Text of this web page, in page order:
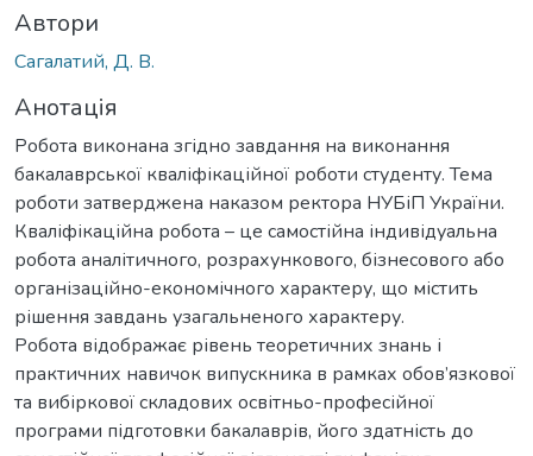
Автори
Сагалатий, Д. В.
Анотація
Робота виконана згідно завдання на виконання
бакалаврської кваліфікаційної роботи студенту. Тема
роботи затверджена наказом ректора НУБіП України.
Кваліфікаційна робота – це самостійна індивідуальна
робота аналітичного, розрахункового, бізнесового або
організаційно-економічного характеру, що містить
рішення завдань узагальненого характеру.
Робота відображає рівень теоретичних знань і
практичних навичок випускника в рамках обов’язкової
та вибіркової складових освітньо-професійної
програми підготовки бакалаврів, його здатність до